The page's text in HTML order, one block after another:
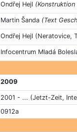
Ondřej Hejl
Martin Šanda (Text
Ondřej Hejl (Neratovice,
Infocentrum Mladá
2009
2001 - ... (Jetzt-Zeit,
0912a